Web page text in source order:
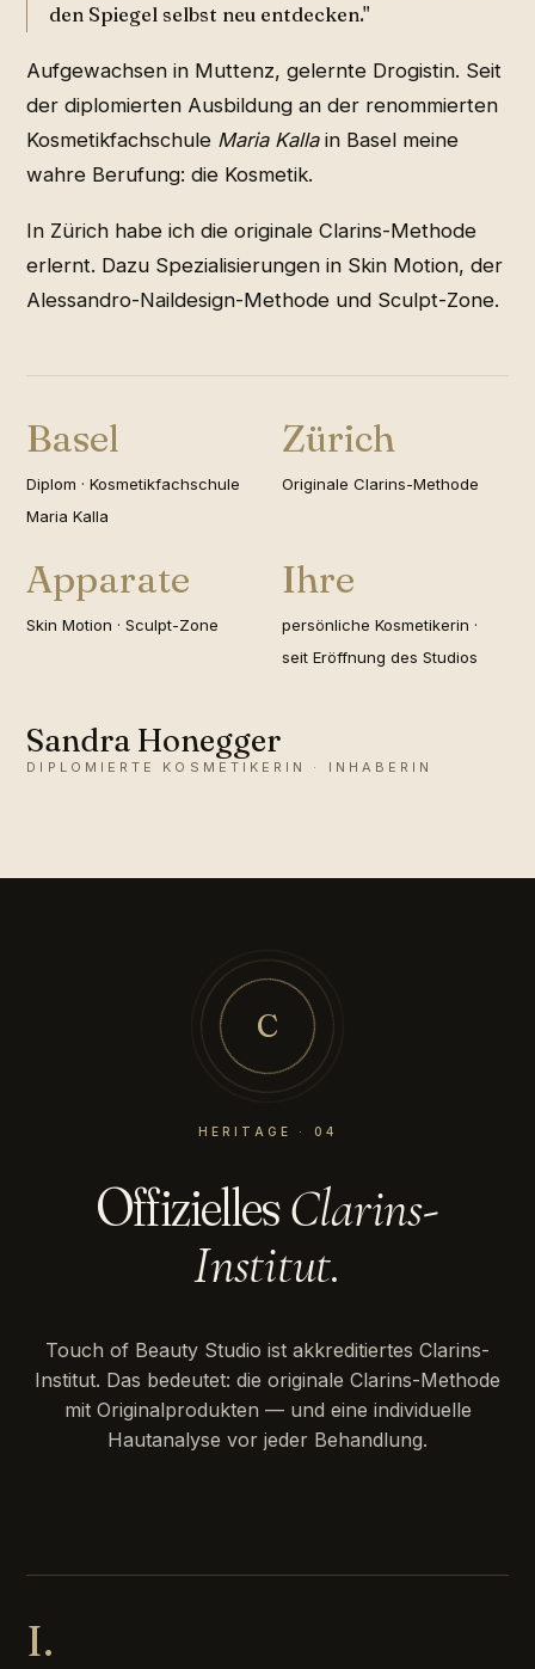
den Spiegel selbst neu entdecken."
Aufgewachsen in Muttenz, gelernte Drogistin. Seit
der diplomierten Ausbildung an der renommierten
Kosmetikfachschule Maria Kallain Basel meine
wahre Berufung: die Kosmetik.
In Zürich habe ich die originale Clarins-Methode
erlernt. Dazu Spezialisierungen in Skin Motion, der
Alessandro-Naildesign-Methode und Sculpt-Zone.
Basel
Diplom · Kosmetikfachschule
Maria Kalla
Zürich
Originale Clarins-Methode
Apparate
Skin Motion · Sculpt-Zone
Ihre
persönliche Kosmetikerin ·
seit Eröffnung des Studios
Sandra Honegger
DIPLOMIERTE KOSMETIKERIN · INHABERIN
C
HERITAGE · 04
OffiziellesClarins-
Institut.
Touch of Beauty Studio ist akkreditiertes Clarins-
Institut. Das bedeutet: die originale Clarins-Methode
mit Originalprodukten — und eine individuelle
Hautanalyse vor jeder Behandlung.
I.